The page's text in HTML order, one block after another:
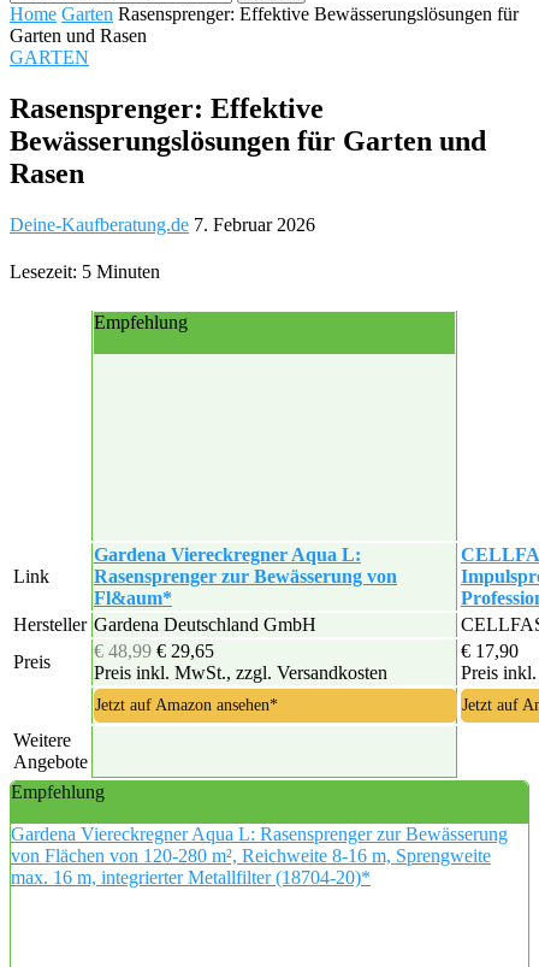
Home Garten Rasensprenger: Effektive Bewässerungslösungen für
Garten und Rasen
GARTEN
Rasensprenger: Effektive
Bewässerungslösungen für Garten und
Rasen
Deine-Kaufberatung.de 7. Februar 2026
Lesezeit: 5 Minuten
Empfehlung
Link
Gardena Viereckregner Aqua L:
Rasensprenger zur Bewässerung von
Fl&aum*
Hersteller Gardena Deutschland GmbH
Preis
€ 48,99 € 29,65
Preis inkl. MwSt., zzgl. Versandkosten
€ 17,90
Preis
Jetzt auf Amazon ansehen* Jetzt auf
Weitere
Angebote
Empfehlung
Gardena Viereckregner Aqua L: Rasensprenger zur Bewässerung
von Flächen von 120-280 m², Reichweite 8-16 m, Sprengweite
max. 16 m, integrierter Metallfilter (18704-20)*